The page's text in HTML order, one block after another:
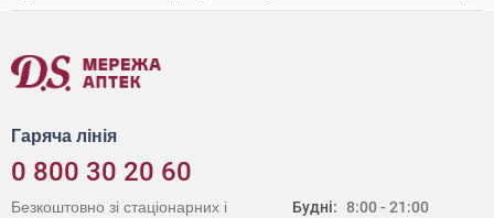
Гаряча лінія
0 800 30 20 60
Будні: 8:00 - 21:00
Безкоштовно зі стаціонарних і